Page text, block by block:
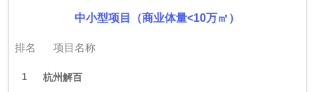
中小型项目（商业体量<10万㎡）
排名 项目名称
1 杭州解百